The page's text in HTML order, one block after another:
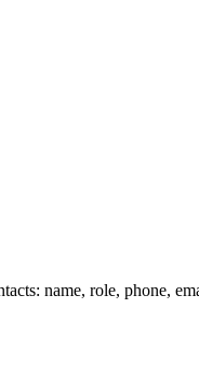
name, role, phone,